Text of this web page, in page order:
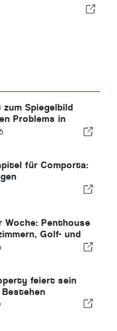
Spiegelbild
Problems in
für Comporta:
Chancen
Woche: Penthouse
Golf- und
feiert sein